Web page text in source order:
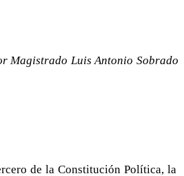
Magistrado Luis Antonio Sobrado
de la Constitución Política, la